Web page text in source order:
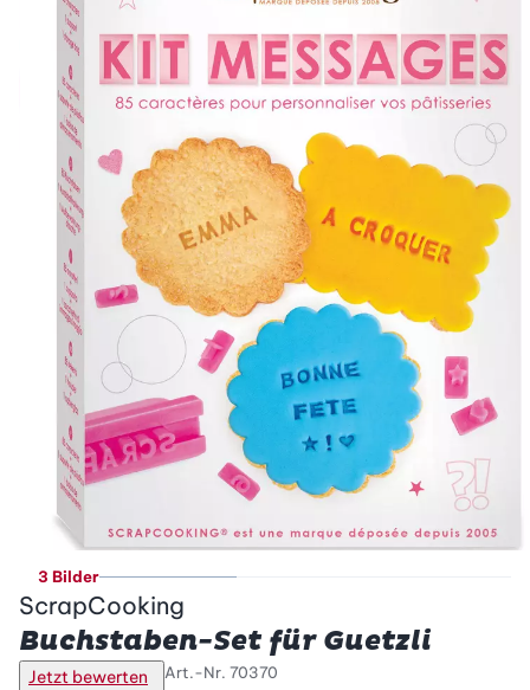
3 Bilder
ScrapCooking
Buchstaben-Set für Guetzli
Jetzt bewerten Art.-Nr. 70370